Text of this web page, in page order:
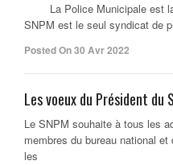
La Police Municipale est la
SNPM est le seul syndicat de
Posted On 30 Avr 2022
Les voeux du Président du
Le SNPM souhaite à tous les
membres du bureau national
les